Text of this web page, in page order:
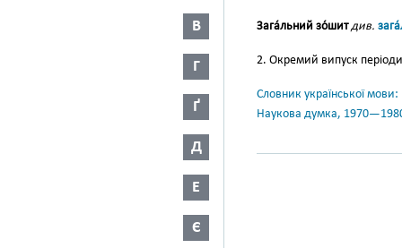
В
Г
Ґ
Д
Е
Є
Зага́льний зо́шит див.
2. Окремий випуск
Словник української
Наукова думка,